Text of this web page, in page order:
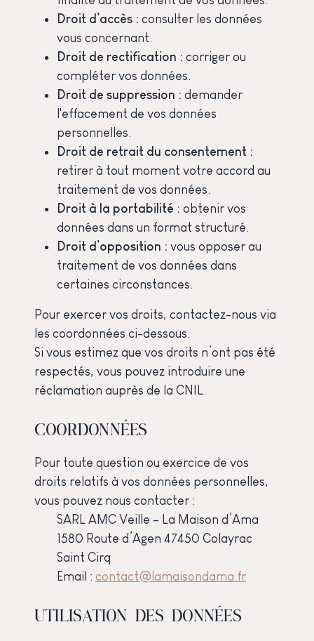
Droit d’accès : consulter les données
vous concernant.
Droit de rectification : corriger ou
compléter vos données.
Droit de suppression : demander
l'effacement de vos données
personnelles.
Droit de retrait du consentement :
retirer à tout moment votre accord au
traitement de vos données.
Droit à la portabilité : obtenir vos
données dans un format structuré.
Droit d’opposition : vous opposer au
traitement de vos données dans
certaines circonstances.
Pour exercer vos droits, contactez-nous via
les coordonnées ci-dessous.
Si vous estimez que vos droits n’ont pas été
respectés, vous pouvez introduire une
réclamation auprès de la CNIL.
COORDONNÉES
Pour toute question ou exercice de vos
droits relatifs à vos données personnelles,
vous pouvez nous contacter :
SARL AMC Veille – La Maison d’Ama
1580 Route d’Agen 47450 Colayrac
Saint Cirq
Email : contact@lamaisondama.fr
UTILISATION DES DONNÉES